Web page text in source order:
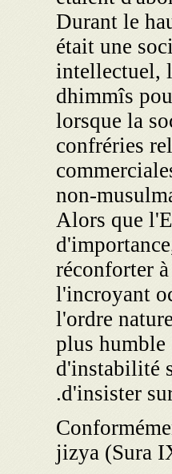
Durant le
était une
intellectuel,
dhimmîs
lorsque la
confréries
non-
Alors que
réconforter
l'incroyant
l'ordre
plus humble
d'instabilité
d'insister
jizya (Sura